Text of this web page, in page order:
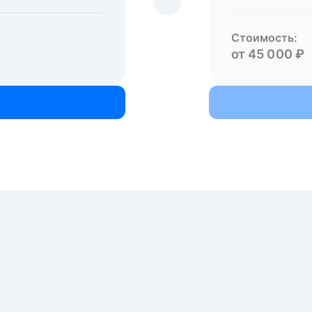
Стоимость:
от 45 000 ₽